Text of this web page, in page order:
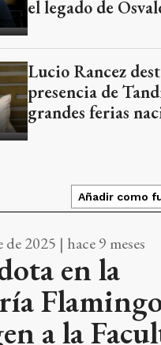
el legado de
Lucio Rancez
presencia de
grandes ferias
Añadir como
2025 | hace 9 meses
en la
a la